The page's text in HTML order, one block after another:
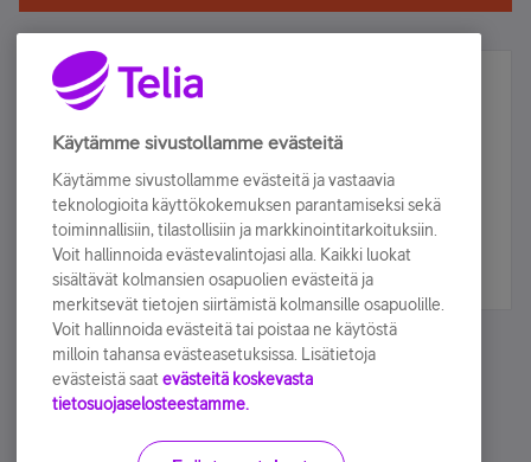
Älä jää paitsi – osallistu ja voita!
Tilaa Telian uutiskirje ja olet mukana arvonnassa.
sähköpostiisi.
Tilaa nyt
Käytämme sivustollamme evästeitä
Käytämme sivustollamme evästeitä ja vastaavia
teknologioita käyttökokemuksen parantamiseksi sekä
toiminnallisiin, tilastollisiin ja markkinointitarkoituksiin.
Voit hallinnoida evästevalintojasi alla. Kaikki luokat
sisältävät kolmansien osapuolien evästeitä ja
merkitsevät tietojen siirtämistä kolmansille osapuolille.
Voit hallinnoida evästeitä tai poistaa ne käytöstä
milloin tahansa evästeasetuksissa. Lisätietoja
evästeistä saat evästeitä koskevasta
tietosuojaselosteestamme.